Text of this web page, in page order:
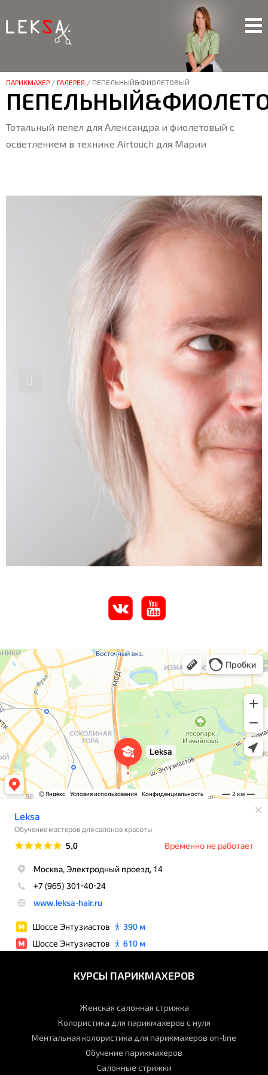
ПАРИКМАХЕР / ГАЛЕРЕЯ / ПЕПЕЛЬНЫЙ&ФИОЛЕТОВЫЙ
Тотальный пепел для Александра и фиолетовый с
осветлением в технике Airtouch для Марии
КУРСЫ ПАРИКМАХЕРОВ
Женская салонная стрижка
Колористика для парикмахеров с нуля
Ментальная колористика для парикмахеров on-line
Обучение парикмахеров
Салонные стрижки